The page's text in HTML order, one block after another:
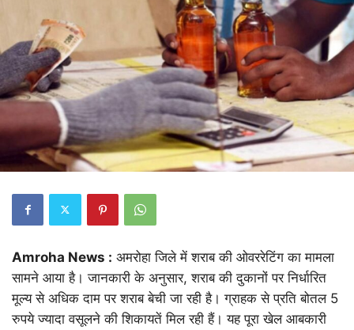
Amroha News : अमरोहा जिले में शराब की ओवररेटिंग का मामला
सामने आया है। जानकारी के अनुसार, शराब की दुकानों पर निर्धारित
मूल्य से अधिक दाम पर शराब बेची जा रही है। ग्राहक से प्रति बोतल 5
रुपये ज्यादा वसूलने की शिकायतें मिल रही हैं। यह पूरा खेल आबकारी